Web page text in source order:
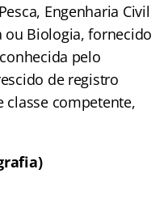
Engenharia Civil
ou Biologia, fornecido
pelo
de registro
classe competente,